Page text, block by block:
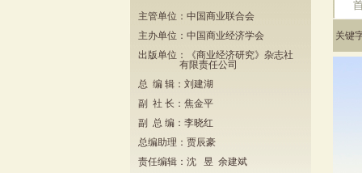
主管单位：中国商业联合会
主办单位：中国商业经济学会
出版单位：《商业经济研究》杂志社
有限责任公司
总 编 辑：刘建湖
副 社 长：焦金平
副 总 编：李晓红
总编助理：贾辰豪
责任编辑：沈 昱 余建斌
关键